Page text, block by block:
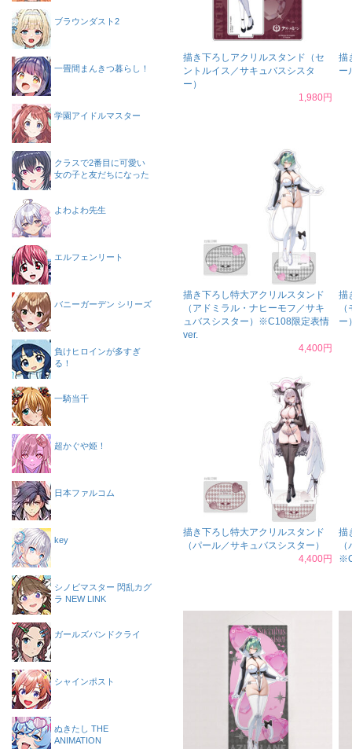
描き下ろしアクリルスタンド（セ
ントルイス／サキュバスシスタ
ー）
1,980円
描
ー
描き下ろし特大アクリルスタンド
（アドミラル・ナヒーモフ／サキ
ュバスシスター）※C108限定表情
ver.
4,400円
描
ー
描き下ろし特大アクリルスタンド
（パール／サキュバスシスター）
4,400円
描
ブラウンダスト2
一畳間まんきつ暮らし！
学園アイドルマスター
クラスで2番目に可愛い
女の子と友だちになった
よわよわ先生
エルフェンリート
バニーガーデン シリーズ
負けヒロインが多すぎ
る！
一騎当千
超かぐや姫！
日本ファルコム
key
シノビマスター 閃乱カグ
ラ NEW LINK
ガールズバンドクライ
シャインポスト
ぬきたし THE
ANIMATION